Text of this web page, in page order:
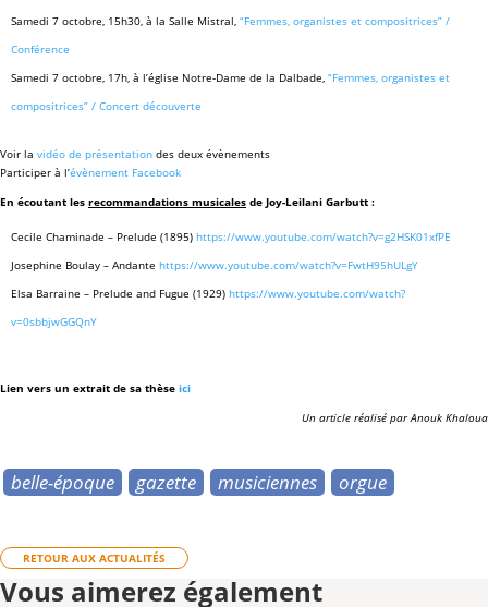
Samedi 7 octobre, 15h30, à la Salle Mistral, “Femmes, organistes et compositrices” /
Conférence
Samedi 7 octobre, 17h, à l’église Notre-Dame de la Dalbade, “Femmes, organistes et
compositrices” / Concert découverte
Voir la vidéo de présentation des deux évènements
Participer à l’évènement Facebook
En écoutant les recommandations musicales de Joy-Leilani Garbutt :
Cecile Chaminade – Prelude (1895) https://www.youtube.com/watch?v=g2HSK01xfPE
Josephine Boulay – Andante https://www.youtube.com/watch?v=FwtH95hULgY
Elsa Barraine – Prelude and Fugue (1929) https://www.youtube.com/watch?
v=0sbbjwGGQnY
Lien vers un extrait de sa thèse ici
Un article réalisé par Anouk Khaloua
belle-époque gazette musiciennes orgue
RETOUR AUX ACTUALITÉS
Vous aimerez également